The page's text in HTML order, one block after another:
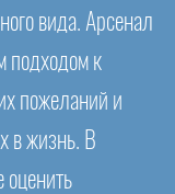
вида. Арсенал
подходом к
пожеланий и
в жизнь. В
оценить